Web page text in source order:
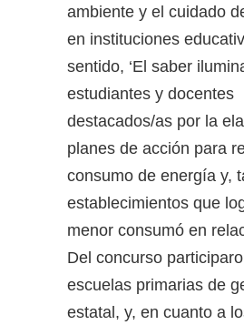
ambiente y el cuidado
en instituciones
sentido, ‘El saber
estudiantes y docentes
destacados/as por la
planes de acción para
consumo de energía y,
establecimientos que
menor consumó en
Del concurso
escuelas primarias de
estatal, y, en cuanto a